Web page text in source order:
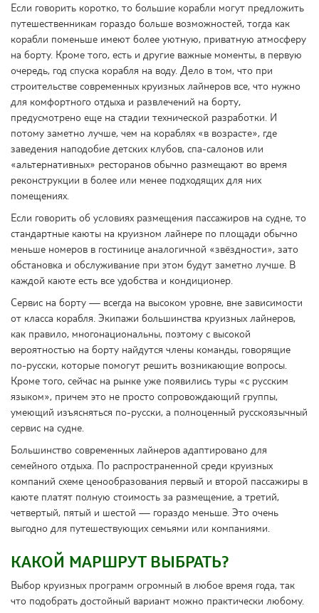
Если говорить коротко, то большие корабли могут предложить
путешественникам гораздо больше возможностей, тогда как
корабли поменьше имеют более уютную, приватную атмосферу
на борту. Кроме того, есть и другие важные моменты, в первую
очередь, год спуска корабля на воду. Дело в том, что при
строительстве современных круизных лайнеров все, что нужно
для комфортного отдыха и развлечений на борту,
предусмотрено еще на стадии технической разработки. И
потому заметно лучше, чем на кораблях «в возрасте», где
заведения наподобие детских клубов, спа-салонов или
«альтернативных» ресторанов обычно размещают во время
реконструкции в более или менее подходящих для них
помещениях.
Если говорить об условиях размещения пассажиров на судне, то
стандартные каюты на круизном лайнере по площади обычно
меньше номеров в гостинице аналогичной «звёздности», зато
обстановка и обслуживание при этом будут заметно лучше. В
каждой каюте есть все удобства и кондиционер.
Сервис на борту — всегда на высоком уровне, вне зависимости
от класса корабля. Экипажи большинства круизных лайнеров,
как правило, многонациональны, поэтому с высокой
вероятностью на борту найдутся члены команды, говорящие
по-русски, которые помогут решить возникающие вопросы.
Кроме того, сейчас на рынке уже появились туры «с русским
языком», причем это не просто сопровождающий группы,
умеющий изъясняться по-русски, а полноценный русскоязычный
сервис на судне.
Большинство современных лайнеров адаптировано для
семейного отдыха. По распространенной среди круизных
компаний схеме ценообразования первый и второй пассажиры в
каюте платят полную стоимость за размещение, а третий,
четвертый, пятый и шестой — гораздо меньше. Это очень
выгодно для путешествующих семьями или компаниями.
КАКОЙ МАРШРУТ ВЫБРАТЬ?
Выбор круизных программ огромный в любое время года, так
что подобрать достойный вариант можно практически любому.